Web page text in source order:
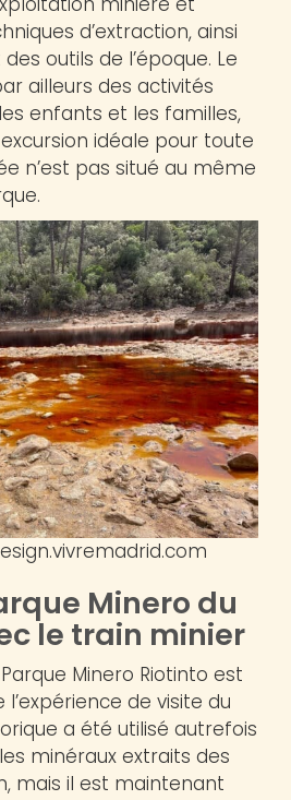
d’extraction, ainsi
outils de l’époque. Le
ailleurs des activités
enfants et les familles,
idéale pour toute
n’est pas situé au même
Minero du
le train minier
Minero Riotinto est
de visite du
a été utilisé autrefois
minéraux extraits des
mais il est maintenant